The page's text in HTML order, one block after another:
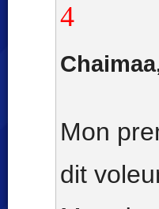
4
Mon
dit